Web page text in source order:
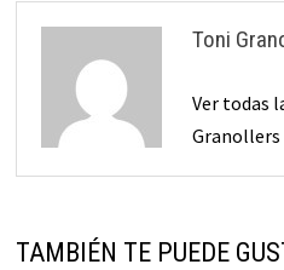
Toni
Ver todas
TAMBIÉN TE PUEDE